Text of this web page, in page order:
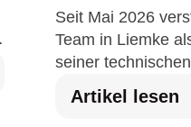
Seit Mai 2026
Team in Liemke
seiner
Erfahrung und
bringt er wertv…
Artikel lesen